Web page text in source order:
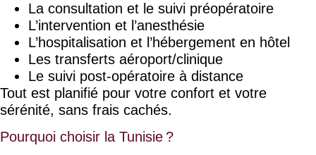
La consultation et le suivi préopératoire
L’intervention et l’anesthésie
L’hospitalisation et l’hébergement en hôtel
Les transferts aéroport/clinique
Le suivi post-opératoire à distance
Tout est planifié pour votre confort et votre
sérénité, sans frais cachés.
Pourquoi choisir la Tunisie ?